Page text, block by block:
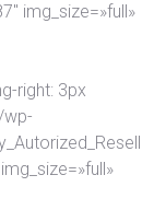
img_size=»full»
right: 3px
wp-